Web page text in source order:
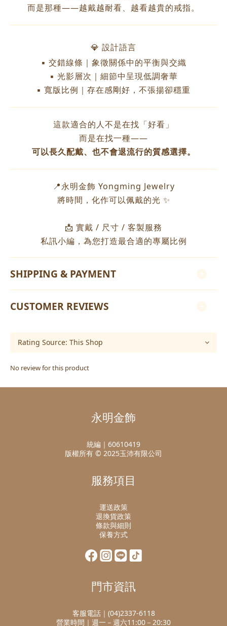
而是那種——越戴越耐看、越看越貴的戒指。
💎 設計語言
▪ 交錯線條｜象徵關係中的平衡與交織
▪ 光影層次｜細節中呈現低調奢華
▪ 寬版比例｜存在感剛好，不張揚卻穩重
這款適合的人不是在找「好看」
而是在找一種——
可以長久配戴、也不會退流行的質感選擇。
📍永明金飾 Yongming Jewelry
將時間，化作可以佩戴的光 ✨
📩 實戴 / 尺寸 / 客製服務
私訊小編，為您打造最合適的專屬比例
SHIPPING & PAYMENT
CUSTOMER REVIEWS
No review for this product
永明金飾
統編｜60610419
版權所有 © 2025玉沛有限公司
服務項目
運送政策
退換貨政策
條款與細則
保養方式
門市資訊
客服電話｜(04)2337-6118
營業時間｜週一－週六11:00－20:30